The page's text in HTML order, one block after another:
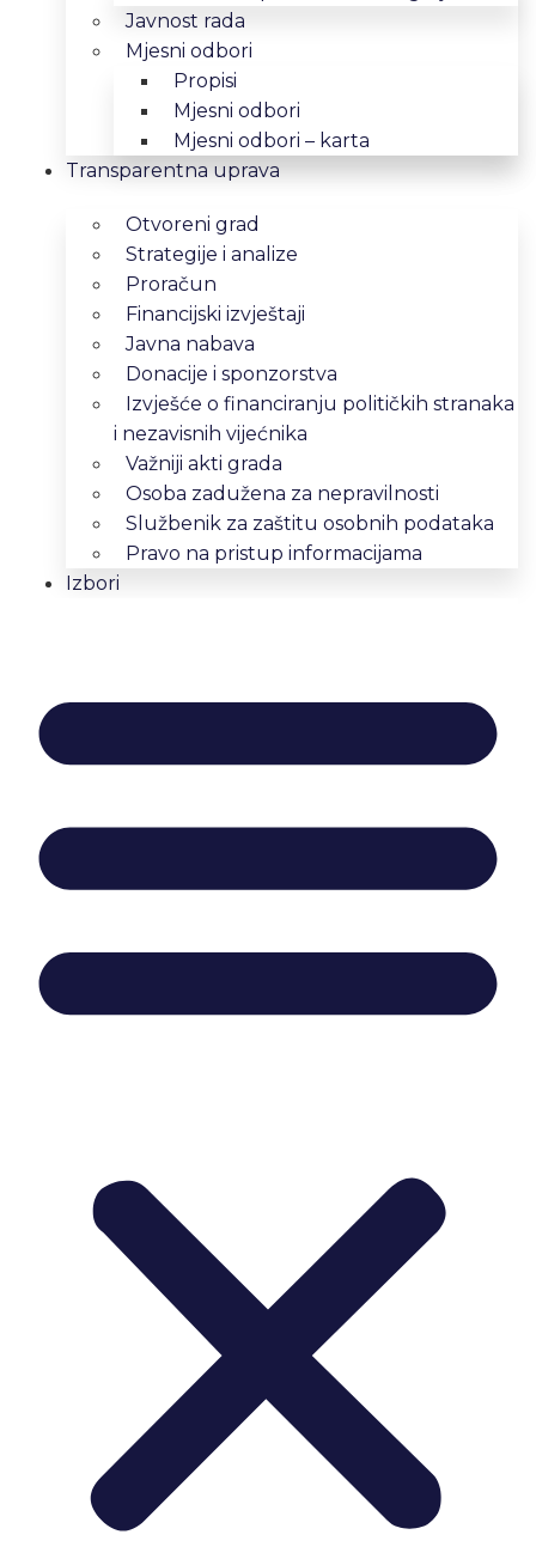
Javnost rada
Mjesni odbori
Propisi
Mjesni odbori
Mjesni odbori – karta
Transparentna uprava
Otvoreni grad
Strategije i analize
Proračun
Financijski izvještaji
Javna nabava
Donacije i sponzorstva
Izvješće o financiranju političkih stranaka
i nezavisnih vijećnika
Važniji akti grada
Osoba zadužena za nepravilnosti
Službenik za zaštitu osobnih podataka
Pravo na pristup informacijama
Izbori